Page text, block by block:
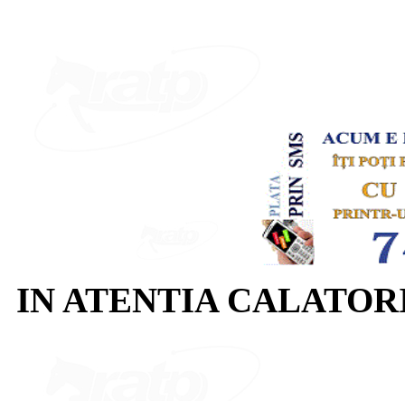
IN ATENTIA